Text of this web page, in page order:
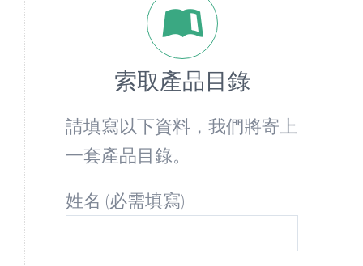
索取產品目錄
請填寫以下資料，我們將寄上
一套產品目錄。
姓名 (必需填寫)